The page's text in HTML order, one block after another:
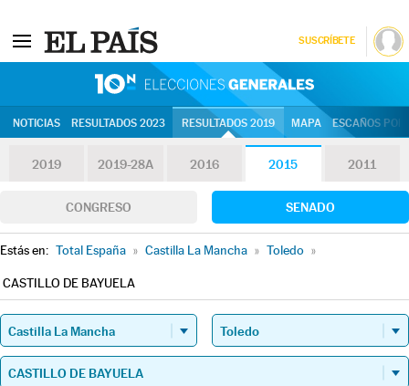
SUSCRÍBETE
NOTICIAS RESULTADOS 2023 RESULTADOS 2019 MAPA ESCAÑOS
2019 2019-28A 2016 2015 2011
CONGRESO SENADO
Estás en: Total España » Castilla La Mancha » Toledo »
CASTILLO DE BAYUELA